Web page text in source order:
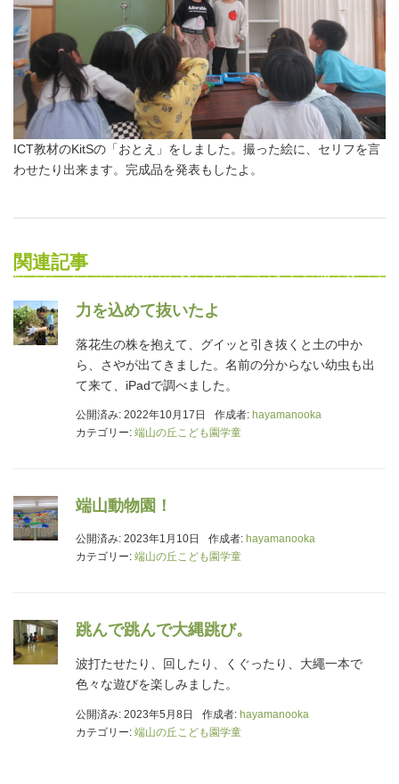
ICT教材のKitSの「おとえ」をしました。撮った絵に、セリフを言
わせたり出来ます。完成品を発表もしたよ。
関連記事
力を込めて抜いたよ
落花生の株を抱えて、グイッと引き抜くと土の中か
ら、さやが出てきました。名前の分からない幼虫も出
て来て、iPadで調べました。
公開済み: 2022年10月17日 作成者: hayamanooka
カテゴリー: 端山の丘こども園学童
端山動物園！
公開済み: 2023年1月10日 作成者: hayamanooka
カテゴリー: 端山の丘こども園学童
跳んで跳んで大縄跳び。
波打たせたり、回したり、くぐったり、大繩一本で
色々な遊びを楽しみました。
公開済み: 2023年5月8日 作成者: hayamanooka
カテゴリー: 端山の丘こども園学童